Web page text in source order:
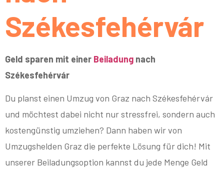
Székesfehérvár
Geld sparen mit einer Beiladung nach
Székesfehérvár
Du planst einen Umzug von Graz nach Székesfehérvár
und möchtest dabei nicht nur stressfrei, sondern auch
kostengünstig umziehen? Dann haben wir von
Umzugshelden Graz die perfekte Lösung für dich! Mit
unserer Beiladungsoption kannst du jede Menge Geld